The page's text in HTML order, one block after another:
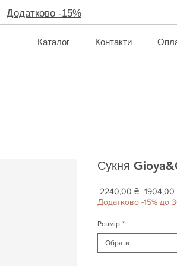
Додатково -15%
Каталог Контакти
Сукня
2240,00 ₴ Звичайна
ціна
1904,00
Додатково -15% до
Розмір *
Обрати